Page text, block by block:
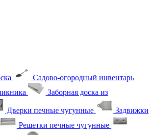
Садово-огородный инвентарь
Заборная доска из
Дверки печные чугунные
Задвижки
Решетки печные чугунные